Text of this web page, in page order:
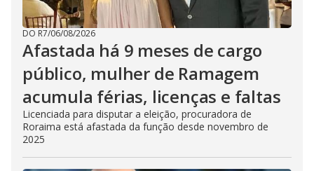
DO R7/06/08/2026
Afastada há 9 meses de cargo
público, mulher de Ramagem
acumula férias, licenças e faltas
Licenciada para disputar a eleição, procuradora de
Roraima está afastada da função desde novembro de
2025